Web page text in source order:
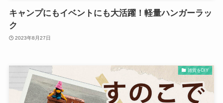
キャンプにもイベントにも大活躍！軽量ハンガーラッ
ク
2023年8月27日
雑貨をDIY